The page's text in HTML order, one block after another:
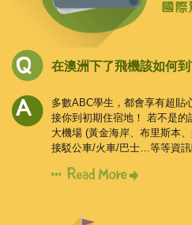
在澳洲下了飛機該如何
多數ABC學生，都會享有超貼
接你到初期住宿地！ 若不是的
大機場 (黃金海岸、布里斯本
接駁公車/火車/巴士…等等資訊